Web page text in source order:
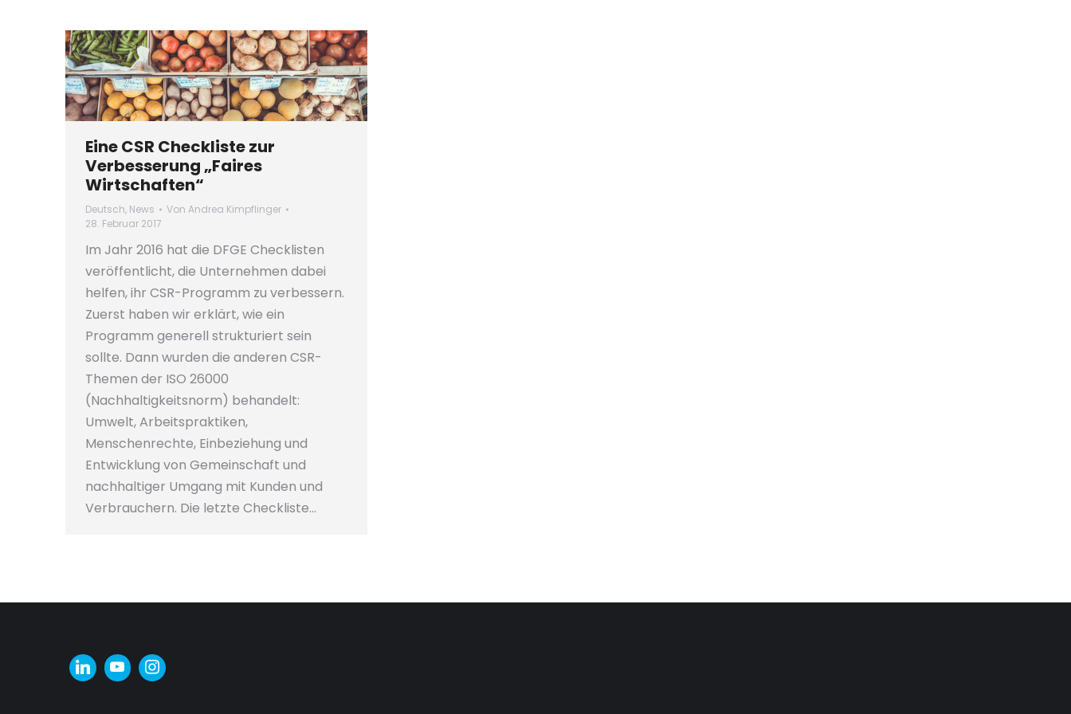
Eine CSR Checkliste zur
Verbesserung „Faires
Wirtschaften“
Deutsch, News Von Andrea Kimpflinger
28. Februar 2017
Im Jahr 2016 hat die DFGE Checklisten
veröffentlicht, die Unternehmen dabei
helfen, ihr CSR-Programm zu verbessern.
Zuerst haben wir erklärt, wie ein
Programm generell strukturiert sein
sollte. Dann wurden die anderen CSR-
Themen der ISO 26000
(Nachhaltigkeitsnorm) behandelt:
Umwelt, Arbeitspraktiken,
Menschenrechte, Einbeziehung und
Entwicklung von Gemeinschaft und
nachhaltiger Umgang mit Kunden und
Verbrauchern. Die letzte Checkliste…